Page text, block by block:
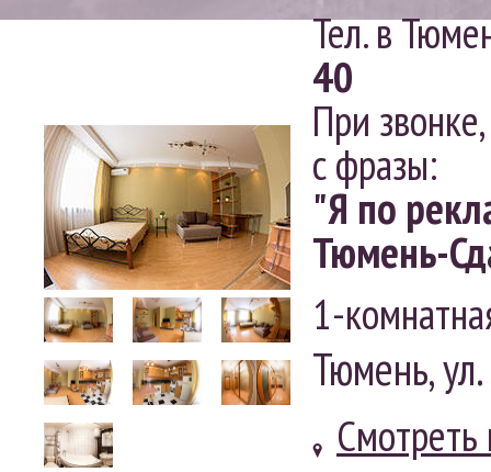
Тел. в
40
При
с фразы:
"Я по
Тюмень-
1-
Тюмень,